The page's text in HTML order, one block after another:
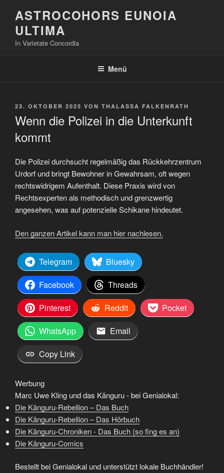
Inhalt
springen
ASTROCOHORS EUNOIA
ULTIMA
In Varietate Concordia
Menü
VERÖFFENTLICHT
23. OKTOBER 2025 VON THALASSA FALKENRATH
Wenn die Polizei in die Unterkunft
kommt
Die Polizei durchsucht regelmäßig das Rückkehrzentrum
Urdorf und bringt Bewohner in Gewahrsam, oft wegen
rechtswidrigem Aufenthalt. Diese Praxis wird von
Rechtsexperten als methodisch und grenzwertig
angesehen, was auf potenzielle Schikane hindeutet.
Den ganzen Artikel kann man hier nachlesen.
Telegram
Bluesky
Facebook
Threads
Pinterest
Reddit
Pocket
WhatsApp
Email
Copy Link
Werbung
Marc Uwe Kling und das Känguru - bei Genialokal:
Die Känguru-Rebellion – Das Buch
Die Känguru-Rebellion – Das Hörbuch
Die Känguru-Chroniken - Das Buch (so fing es an)
Die Känguru-Comics
Bestellt bei Genialokal und unterstützt lokale Buchhändler!